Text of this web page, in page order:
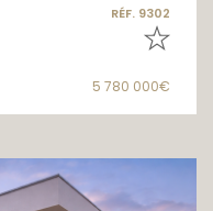
RÉF. 9302
5 780 000€